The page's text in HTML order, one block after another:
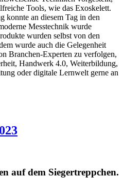
Tools, wie das Exoskelett.
konnte an diesem Tag in den
Messtechnik wurde
wurden selbst von den
wurde auch die Gelegenheit
Branchen-Experten zu verfolgen,
Handwerk 4.0, Weiterbildung,
oder digitale Lernwelt gerne an
auf dem Siegertreppchen.